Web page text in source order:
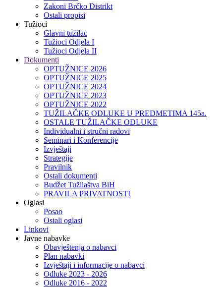
Zakoni Brčko Distrikt
Ostali propisi
Tužioci
Glavni tužilac
Tužioci Odjela I
Tužioci Odjela II
Dokumenti
OPTUŽNICE 2026
OPTUŽNICE 2025
OPTUŽNICE 2024
OPTUŽNICE 2023
OPTUŽNICE 2022
TUŽILAČKE ODLUKE U PREDMETIMA 145a.
OSTALE TUŽILAČKE ODLUKE
Individualni i stručni radovi
Seminari i Konferencije
Izvještaji
Strategije
Pravilnik
Ostali dokumenti
Budžet Tužilaštva BiH
PRAVILA PRIVATNOSTI
Oglasi
Posao
Ostali oglasi
Linkovi
Javne nabavke
Obavještenja o nabavci
Plan nabavki
Izvještaji i informacije o nabavci
Odluke 2023 - 2026
Odluke 2016 - 2022